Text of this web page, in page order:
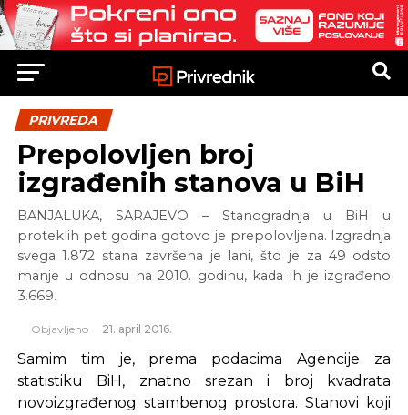
PRIVREDA
Prepolovljen broj
izgrađenih stanova u BiH
BANJALUKA, SARAJEVO – Stanogradnja u BiH u
proteklih pet godina gotovo je prepolovljena. Izgradnja
svega 1.872 stana završena je lani, što je za 49 odsto
manje u odnosu na 2010. godinu, kada ih je izgrađeno
3.669.
Objavljeno 21. april 2016.
Samim tim je, prema podacima Agencije za
statistiku BiH, znatno srezan i broj kvadrata
novoizgrađenog stambenog prostora. Stanovi koji